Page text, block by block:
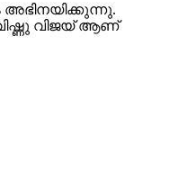
അഭിനയിക്കുന്നു.
വിജയ് ആണ്